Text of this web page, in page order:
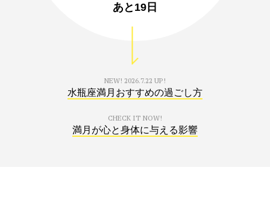
あと 19日
NEW! 2026.7.22 UP!
水瓶座満月おすすめの過ごし方
CHECK IT NOW!
満月が心と身体に与える影響